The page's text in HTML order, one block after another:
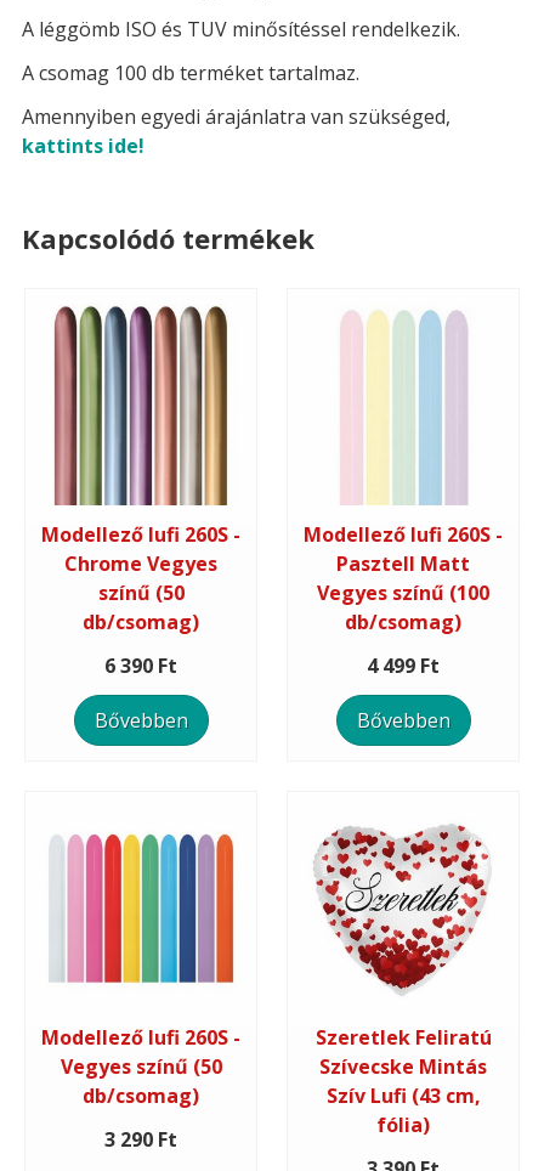
A léggömb ISO és TUV minősítéssel rendelkezik.
A csomag 100 db terméket tartalmaz.
Amennyiben egyedi árajánlatra van szükséged,
kattints ide!
Kapcsolódó termékek
Modellező lufi 260S -
Chrome Vegyes
színű (50
db/csomag)
6 390 Ft
Bővebben
Modellező lufi 260S -
Pasztell Matt
Vegyes színű (100
db/csomag)
4 499 Ft
Bővebben
Modellező lufi 260S -
Vegyes színű (50
db/csomag)
3 290 Ft
Szeretlek Feliratú
Szívecske Mintás
Szív Lufi (43 cm,
fólia)